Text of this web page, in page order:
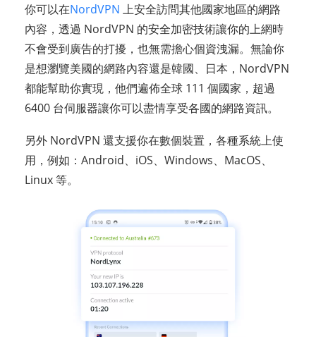
你可以在NordVPN 上安全訪問其他國家地區的網路
內容，透過 NordVPN 的安全加密技術讓你的上網時
不會受到廣告的打擾，也無需擔心個資洩漏。無論你
是想瀏覽美國的網路內容還是韓國、日本，NordVPN
都能幫助你實現，他們遍佈全球 111 個國家，超過
6400 台伺服器讓你可以盡情享受各國的網路資訊。
另外 NordVPN 還支援你在數個裝置，各種系統上使
用，例如：Android、iOS、Windows、MacOS、
Linux 等。